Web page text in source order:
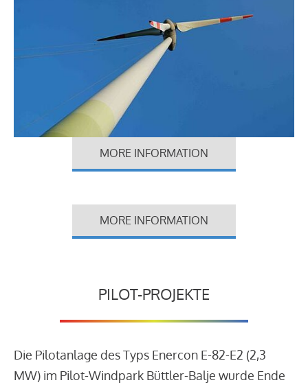
MORE INFORMATION
MORE INFORMATION
PILOT-PROJEKTE
Die Pilotanlage des Typs Enercon E-82-E2 (2,3
MW) im Pilot-Windpark Büttler-Balje wurde Ende